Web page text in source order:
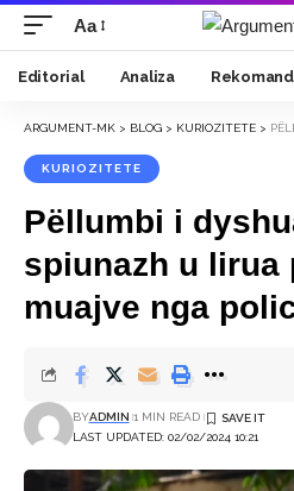
Font
Resizer
Aa
Editorial Analiza
ARGUMENT-MK > BLOG > KURIOZITETE >
KURIOZITETE
Pëllumbi i
spiunazh u lirua
muajve nga
LAST UPDATED: 02/02/2024 10:21
BYADMIN 1 MIN READ